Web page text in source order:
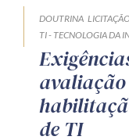
DOUTRINA
TI - TECNOLOGIA DA
de TI